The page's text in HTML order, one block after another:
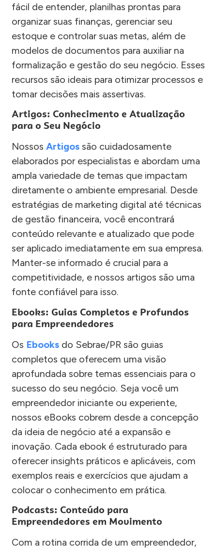
fácil de entender, planilhas prontas para
organizar suas finanças, gerenciar seu
estoque e controlar suas metas, além de
modelos de documentos para auxiliar na
formalização e gestão do seu negócio. Esses
recursos são ideais para otimizar processos e
tomar decisões mais assertivas.
Artigos: Conhecimento e Atualização
para o Seu Negócio
Nossos Artigos são cuidadosamente
elaborados por especialistas e abordam uma
ampla variedade de temas que impactam
diretamente o ambiente empresarial. Desde
estratégias de marketing digital até técnicas
de gestão financeira, você encontrará
conteúdo relevante e atualizado que pode
ser aplicado imediatamente em sua empresa.
Manter-se informado é crucial para a
competitividade, e nossos artigos são uma
fonte confiável para isso.
Ebooks: Guias Completos e Profundos
para Empreendedores
Os Ebooks do Sebrae/PR são guias
completos que oferecem uma visão
aprofundada sobre temas essenciais para o
sucesso do seu negócio. Seja você um
empreendedor iniciante ou experiente,
nossos eBooks cobrem desde a concepção
da ideia de negócio até a expansão e
inovação. Cada ebook é estruturado para
oferecer insights práticos e aplicáveis, com
exemplos reais e exercícios que ajudam a
colocar o conhecimento em prática.
Podcasts: Conteúdo para
Empreendedores em Movimento
Com a rotina corrida de um empreendedor,